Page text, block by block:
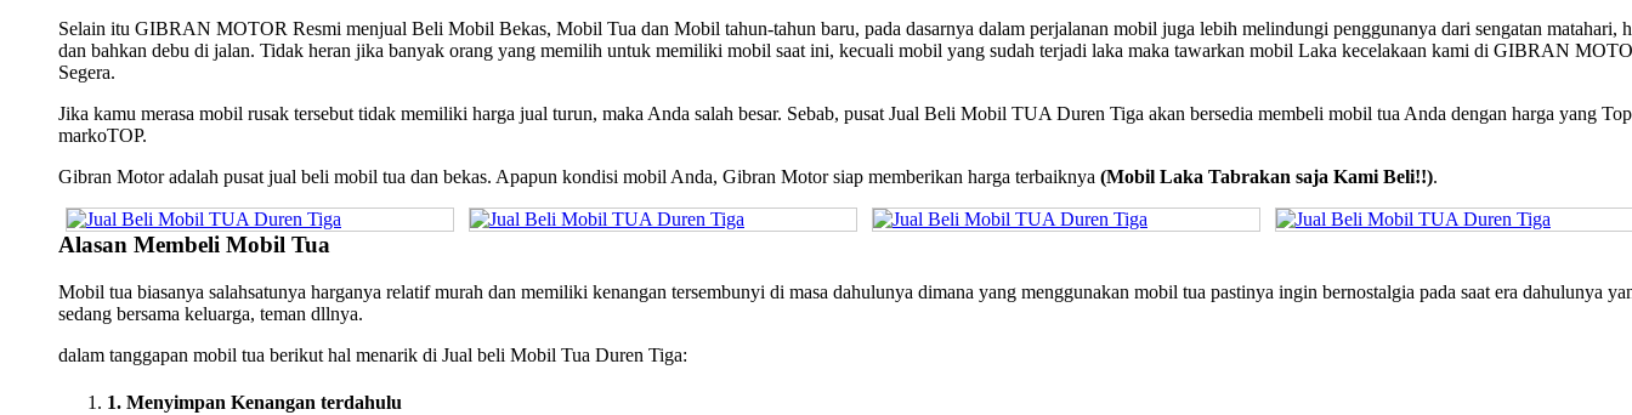
Selain itu GIBRAN MOTOR Resmi menjual Beli Mobil Bekas, Mobil Tua dan Mobil tahun-tahun baru, pada dasarnya dalam perjalanan mobil juga lebih melindungi penggunanya dari sengatan matahari,
dan bahkan debu di jalan. Tidak heran jika banyak orang yang memilih untuk memiliki mobil saat ini, kecuali mobil yang sudah terjadi laka maka tawarkan mobil Laka kecelakaan kami di GIBRAN
Segera.
Jika kamu merasa mobil rusak tersebut tidak memiliki harga jual turun, maka Anda salah besar. Sebab, pusat Jual Beli Mobil TUA Duren Tiga akan bersedia membeli mobil tua Anda dengan harga yang Top
markoTOP.
Gibran Motor adalah pusat jual beli mobil tua dan bekas. Apapun kondisi mobil Anda, Gibran Motor siap memberikan harga terbaiknya (Mobil Laka Tabrakan saja Kami Beli!!).
Alasan Membeli Mobil Tua
Mobil tua biasanya salahsatunya harganya relatif murah dan memiliki kenangan tersembunyi di masa dahulunya dimana yang menggunakan mobil tua pastinya ingin bernostalgia pada saat era dahulunya
sedang bersama keluarga, teman dllnya.
dalam tanggapan mobil tua berikut hal menarik di Jual beli Mobil Tua Duren Tiga:
1. Menyimpan Kenangan terdahulu